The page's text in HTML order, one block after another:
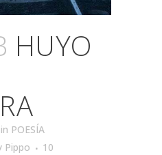
HUYO
in POESÍA
Pippo
10